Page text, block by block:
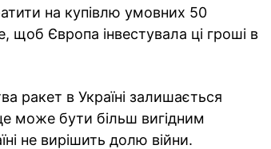
на купівлю умовних 50
Європа інвестувала ці гроші в
ракет в Україні залишається
може бути більш вигідним
не вирішить долю війни.